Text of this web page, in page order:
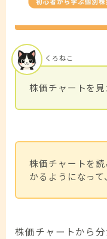
株価チャートを
くろねこ
株価チャートを
かるようになっ
株価チャートから